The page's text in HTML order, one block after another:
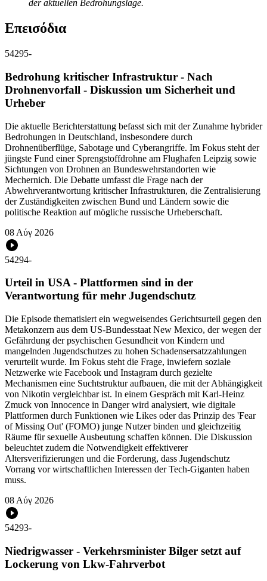
der aktuellen Bedrohungslage.
Επεισόδια
54295-
Bedrohung kritischer Infrastruktur - Nach
Drohnenvorfall - Diskussion um Sicherheit und
Urheber
Die aktuelle Berichterstattung befasst sich mit der Zunahme hybrider
Bedrohungen in Deutschland, insbesondere durch
Drohnenüberflüge, Sabotage und Cyberangriffe. Im Fokus steht der
jüngste Fund einer Sprengstoffdrohne am Flughafen Leipzig sowie
Sichtungen von Drohnen an Bundeswehrstandorten wie
Mechernich. Die Debatte umfasst die Frage nach der
Abwehrverantwortung kritischer Infrastrukturen, die Zentralisierung
der Zuständigkeiten zwischen Bund und Ländern sowie die
politische Reaktion auf mögliche russische Urheberschaft.
08 Αύγ 2026
54294-
Urteil in USA - Plattformen sind in der
Verantwortung für mehr Jugendschutz
Die Episode thematisiert ein wegweisendes Gerichtsurteil gegen den
Metakonzern aus dem US-Bundesstaat New Mexico, der wegen der
Gefährdung der psychischen Gesundheit von Kindern und
mangelnden Jugendschutzes zu hohen Schadensersatzzahlungen
verurteilt wurde. Im Fokus steht die Frage, inwiefern soziale
Netzwerke wie Facebook und Instagram durch gezielte
Mechanismen eine Suchtstruktur aufbauen, die mit der Abhängigkeit
von Nikotin vergleichbar ist. In einem Gespräch mit Karl-Heinz
Zmuck von Innocence in Danger wird analysiert, wie digitale
Plattformen durch Funktionen wie Likes oder das Prinzip des 'Fear
of Missing Out' (FOMO) junge Nutzer binden und gleichzeitig
Räume für sexuelle Ausbeutung schaffen können. Die Diskussion
beleuchtet zudem die Notwendigkeit effektiverer
Altersverifizierungen und die Forderung, dass Jugendschutz
Vorrang vor wirtschaftlichen Interessen der Tech-Giganten haben
muss.
08 Αύγ 2026
54293-
Niedrigwasser - Verkehrsminister Bilger setzt auf
Lockerung von Lkw-Fahrverbot